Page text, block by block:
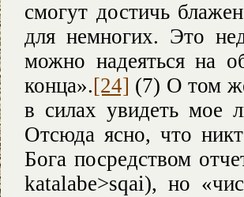
смогут достичь
для немногих. Это
можно надеяться на
конца».[24] (7) О том
в силах увидеть мое
Отсюда ясно, что
Бога посредством
katalabe>sqai), но